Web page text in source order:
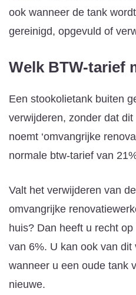
ook wanneer de tank
gereinigd, opgevuld of
Welk BTW-tarief
Een stookolietank buiten
verwijderen, zonder dat
noemt ‘omvangrijke
normale btw-tarief van
Valt het verwijderen van
omvangrijke
huis? Dan heeft u recht
van 6%. U kan ook van
wanneer u een oude tank
nieuwe.